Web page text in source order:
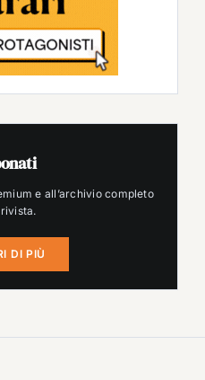
e all’archivio completo
DI PIÙ